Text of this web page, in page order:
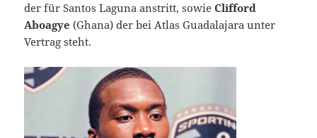
der für Santos Laguna anstritt, sowieClifford
Aboagye (Ghana) der bei Atlas Guadalajara unter
Vertrag steht.